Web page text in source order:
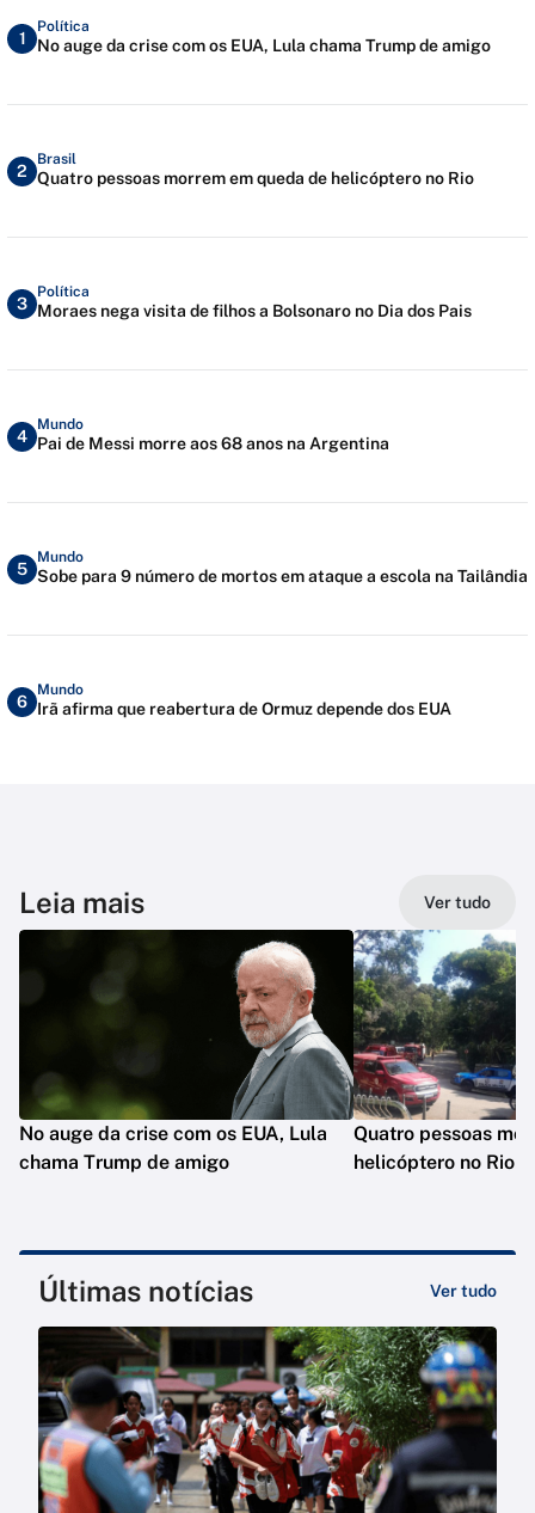
1
Política
No auge da crise com os EUA, Lula chama Trump de amigo
2
Brasil
Quatro pessoas morrem em queda de helicóptero no Rio
3
Política
Moraes nega visita de filhos a Bolsonaro no Dia dos Pais
4
Mundo
Pai de Messi morre aos 68 anos na Argentina
5
Mundo
Sobe para 9 número de mortos em ataque a escola na Tailândia
6
Mundo
Irã afirma que reabertura de Ormuz depende dos EUA
Leia mais Ver tudo
No auge da crise com os EUA, Lula
chama Trump de amigo
Quatro pessoas
helicóptero no Rio
Últimas notícias Ver tudo